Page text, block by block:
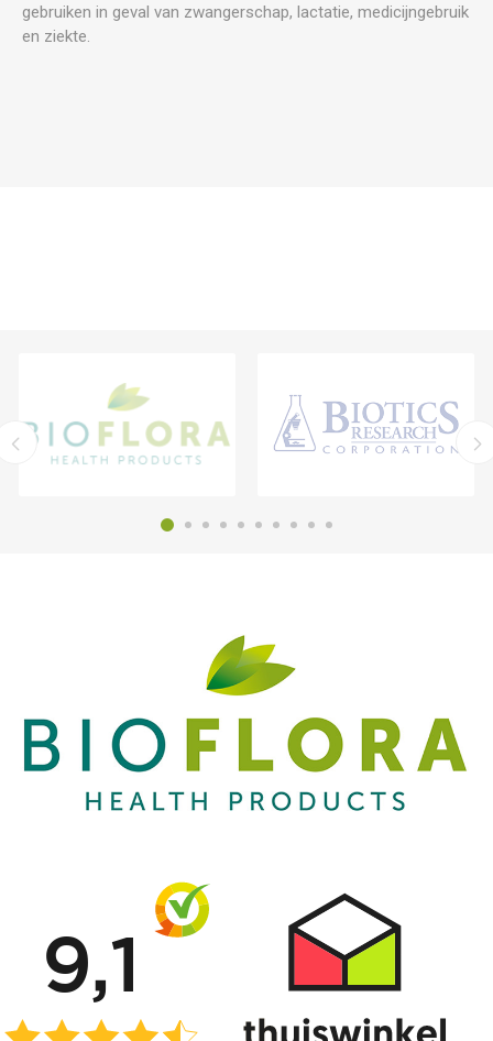
gebruiken in geval van zwangerschap, lactatie, medicijngebruik
en ziekte.